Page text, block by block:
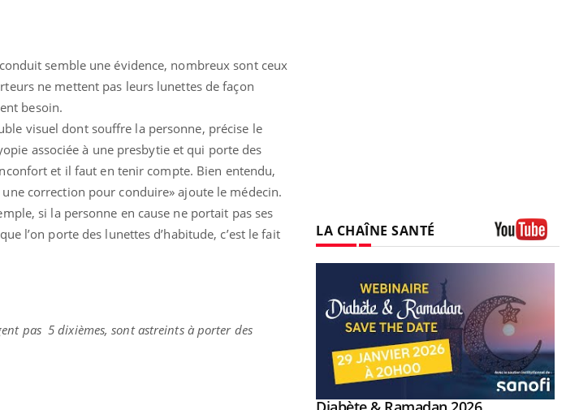
semble une évidence, nombreux sont ceux
ne mettent pas leurs lunettes de façon
besoin.
visuel dont souffre la personne, précise le
associée à une presbytie et qui porte des
et il faut en tenir compte. Bien entendu,
correction pour conduire» ajoute le médecin.
si la personne en cause ne portait pas ses
l’on porte des lunettes d’habitude, c’est le fait
pas 5 dixièmes, sont astreints à porter des
LA CHAÎNE SANTÉ
Youtube